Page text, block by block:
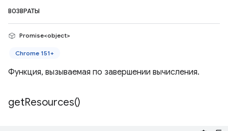
ВОЗВРАТЫ
Promise<object>
Chrome 151+
Функция, вызываемая по завершении вычисления.
getResources()